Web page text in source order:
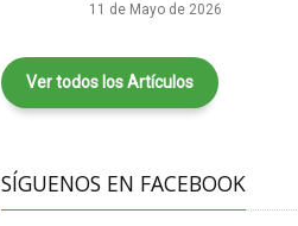
11 de Mayo de 2026
Ver todos los Artículos
SÍGUENOS EN FACEBOOK